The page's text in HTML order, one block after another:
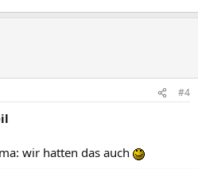
#4
wir hatten das auch